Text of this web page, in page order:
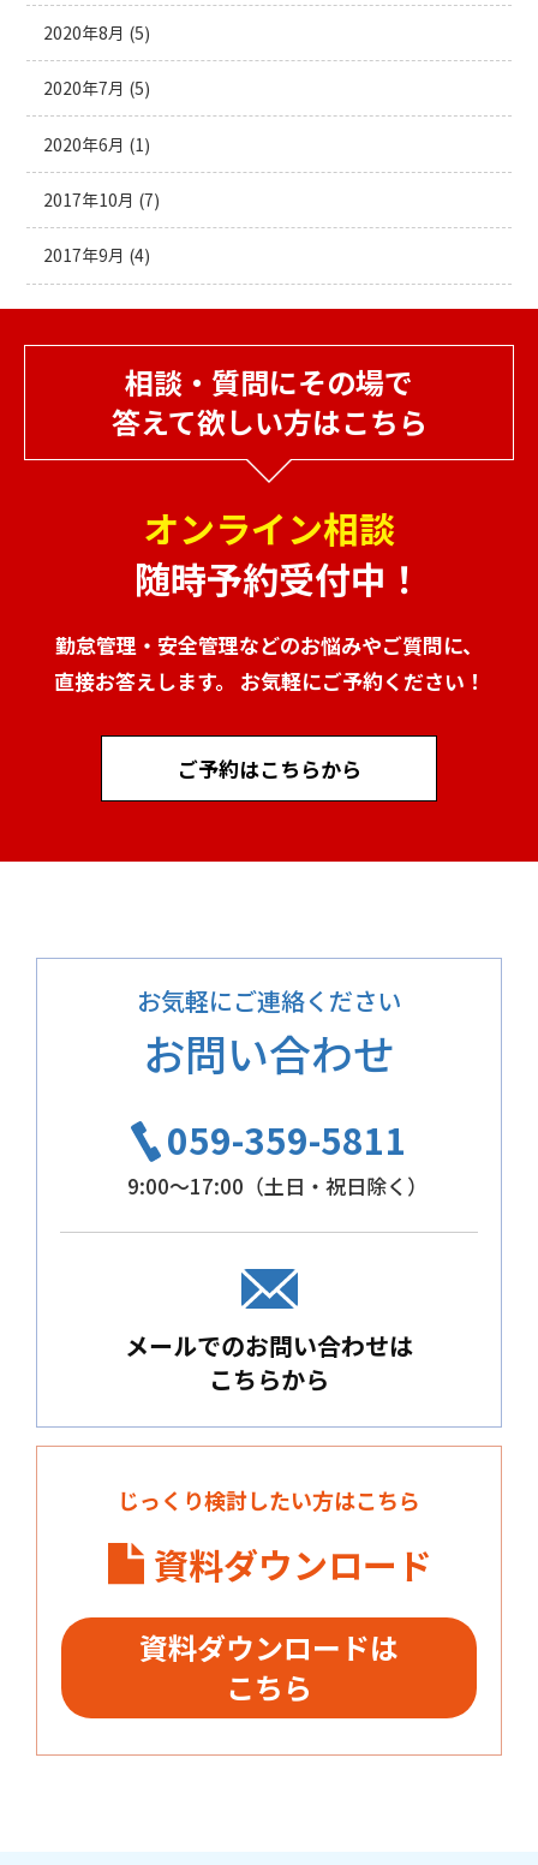
2020年8月 (5)
2020年7月 (5)
2020年6月 (1)
2017年10月 (7)
2017年9月 (4)
相談・質問にその場で
答えて欲しい方はこちら
オンライン相談
随時予約受付中！
勤怠管理・安全管理などのお悩みやご質問に、
直接お答えします。 お気軽にご予約ください！
ご予約はこちらから
お気軽にご連絡ください
お問い合わせ
059-359-5811
9:00～17:00（土日・祝日除く）
メールでのお問い合わせは
こちらから
じっくり検討したい方はこちら
資料ダウンロード
資料ダウンロードは
こちら